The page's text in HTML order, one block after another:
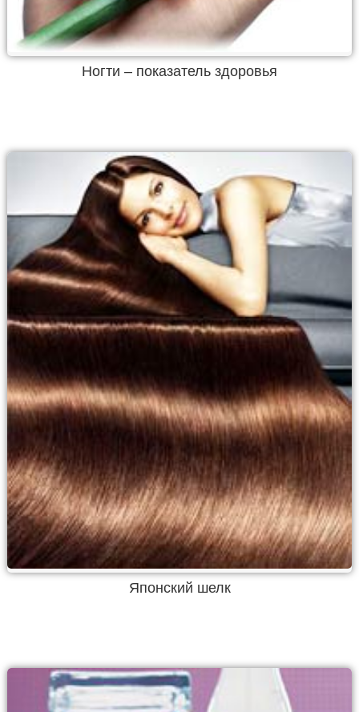
Ногти – показатель здоровья
Японский шелк